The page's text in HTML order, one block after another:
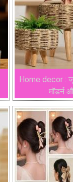
Home decor :
मॉडर्न